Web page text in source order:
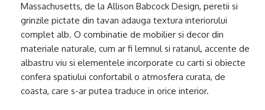
Massachusetts, de la Allison Babcock Design, peretii si
grinzile pictate din tavan adauga textura interiorului
complet alb. O combinatie de mobilier si decor din
materiale naturale, cum ar fi lemnul si ratanul, accente de
albastru viu si elementele incorporate cu carti si obiecte
confera spatiului confortabil o atmosfera curata, de
coasta, care s-ar putea traduce in orice interior.